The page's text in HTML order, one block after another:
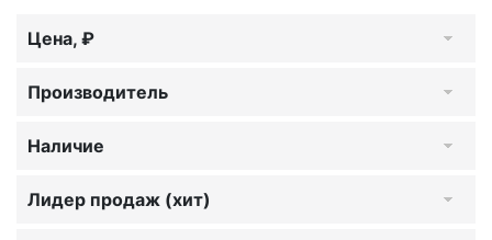
Цена, ₽
Производитель
Наличие
Лидер продаж (хит)